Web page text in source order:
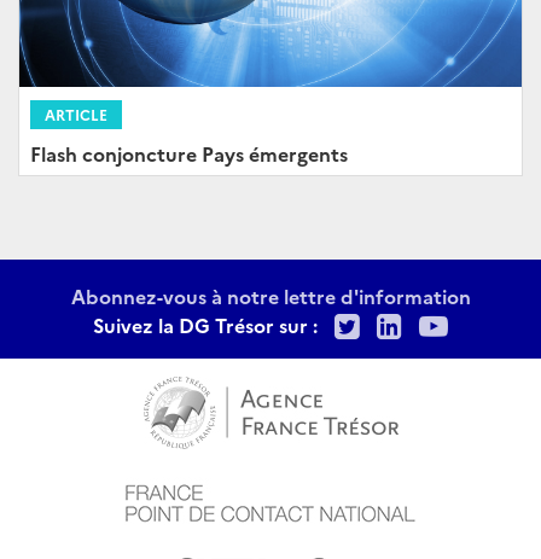
ARTICLE
Flash conjoncture Pays émergents
Abonnez-vous à notre lettre d'information
Suivez la DG Trésor sur :
TwitterLinkedIn